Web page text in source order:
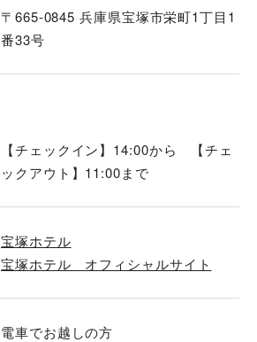
〒665-0845 兵庫県宝塚市栄町1丁目1
番33号
【チェックイン】14:00から 【チェ
ックアウト】11:00まで
宝塚ホテル
宝塚ホテル オフィシャルサイト
電車でお越しの方